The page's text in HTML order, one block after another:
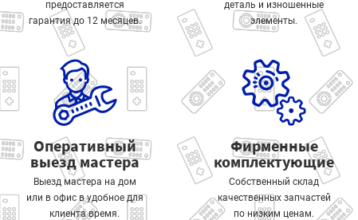
предоставляется
гарантия до 12 месяцев.
деталь и изношенные
элементы.
Оперативный
выезд мастера
Выезд мастера на дом
или в офис в удобное для
клиента время.
Фирменные
комплектующие
Собственный склад
качественных запчастей
по низким ценам.